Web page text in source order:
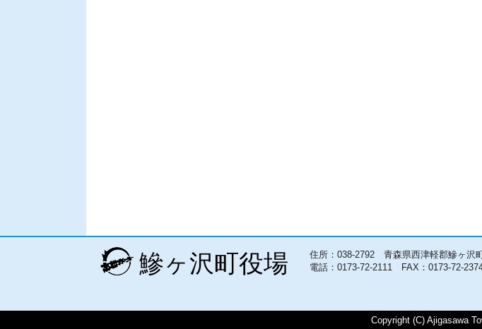
鰺ヶ沢町役場
住所：038-2792 青森県西津軽郡鰺ヶ沢
電話：0173-72-2111 FAX：0173-72-
Copyright (C) Ajigasawa